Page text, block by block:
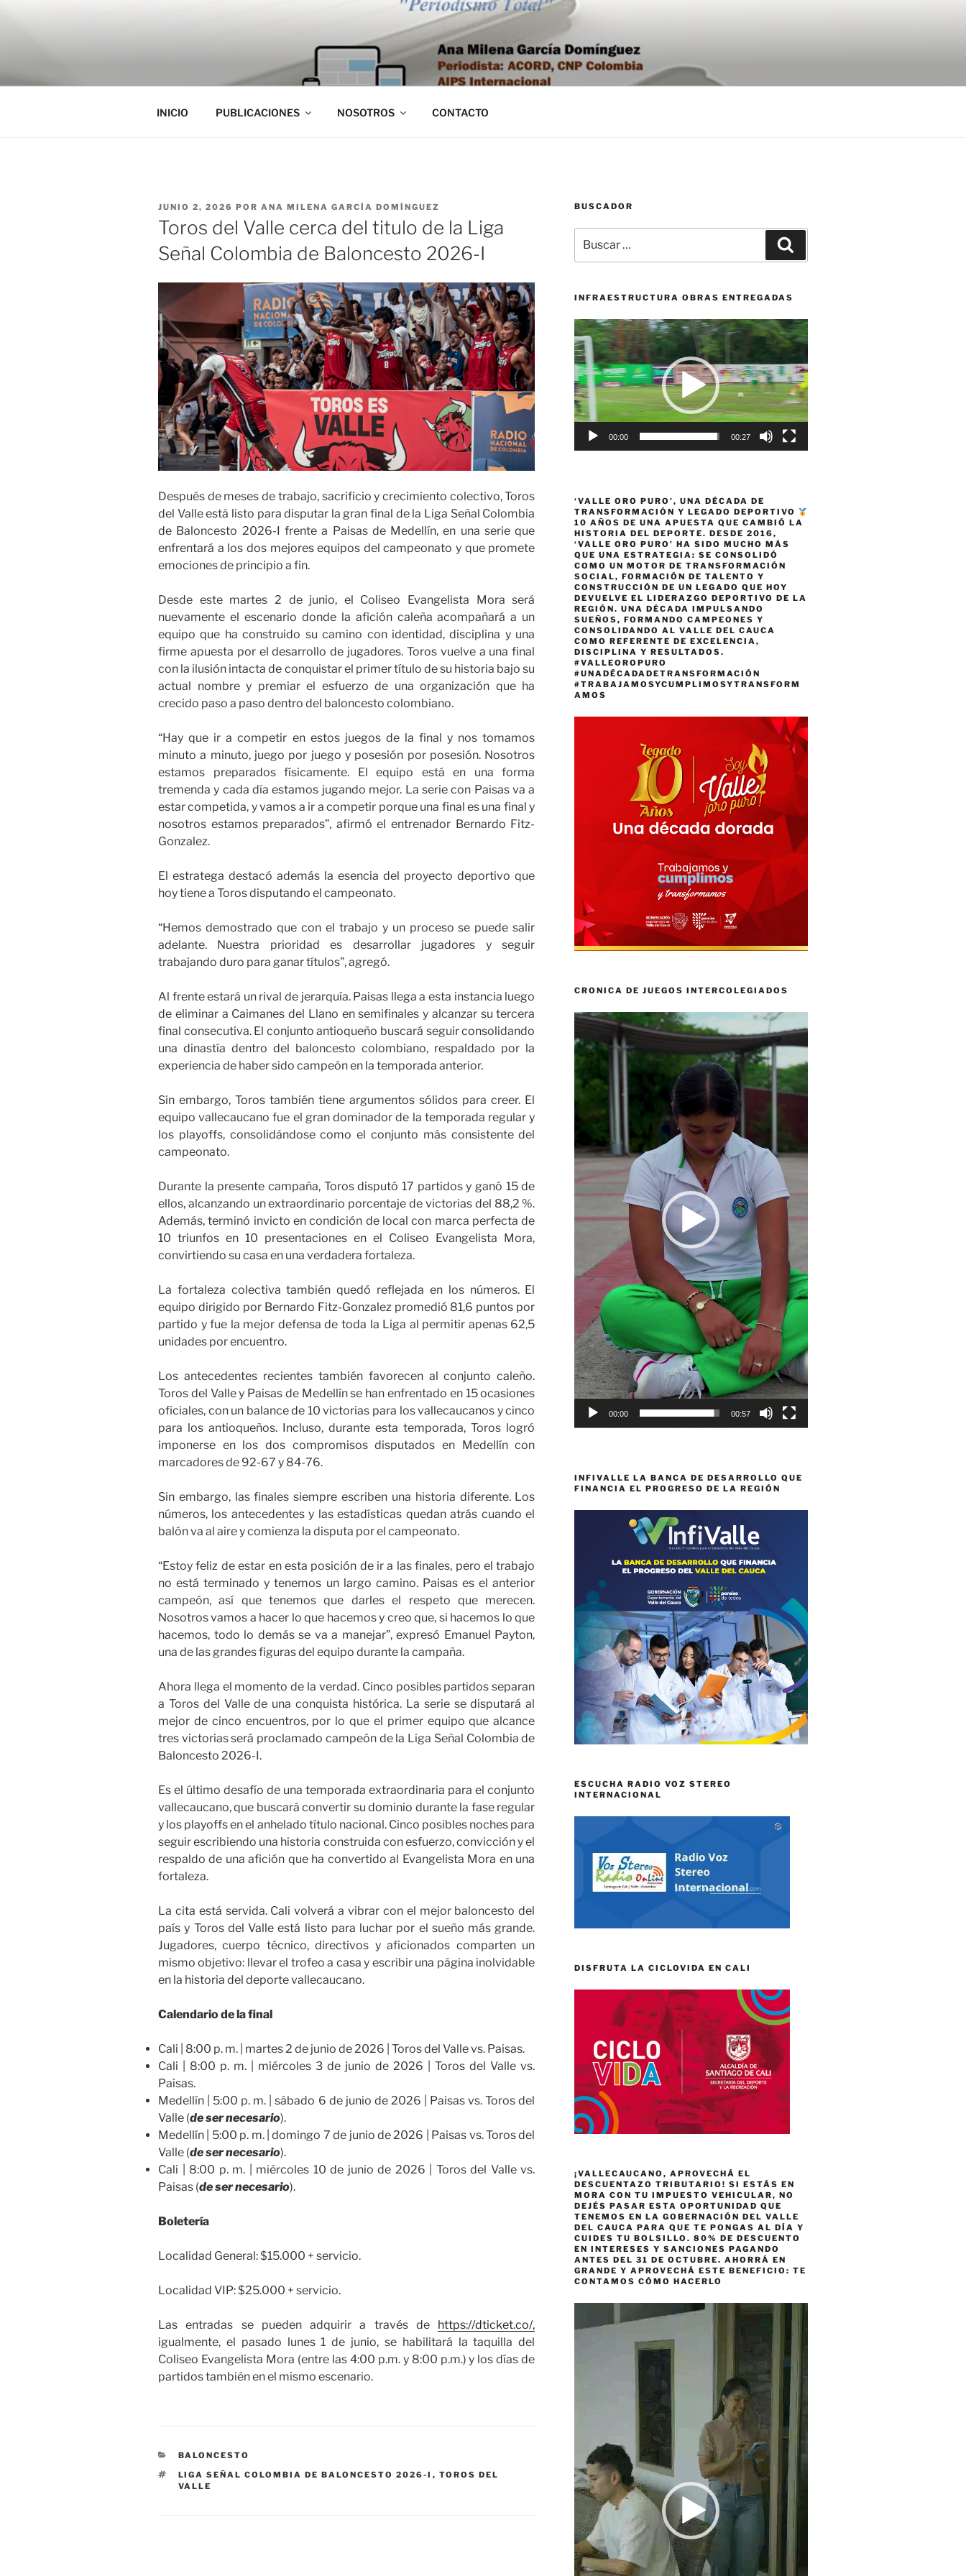
INICIO PUBLICACIONES NOSOTROS CONTACTO
PUBLICADO
EL
JUNIO 2, 2026 POR ANA MILENA GARCÍA DOMÍNGUEZ
Toros del Valle cerca del titulo de la Liga
Señal Colombia de Baloncesto 2026-I
Después de meses de trabajo, sacrificio y crecimiento colectivo, Toros
del Valle está listo para disputar la gran final de la Liga Señal Colombia
de Baloncesto 2026-I frente a Paisas de Medellín, en una serie que
enfrentará a los dos mejores equipos del campeonato y que promete
emociones de principio a fin.
Desde este martes 2 de junio, el Coliseo Evangelista Mora será
nuevamente el escenario donde la afición caleña acompañará a un
equipo que ha construido su camino con identidad, disciplina y una
firme apuesta por el desarrollo de jugadores. Toros vuelve a una final
con la ilusión intacta de conquistar el primer título de su historia bajo su
actual nombre y premiar el esfuerzo de una organización que ha
crecido paso a paso dentro del baloncesto colombiano.
“Hay que ir a competir en estos juegos de la final y nos tomamos
minuto a minuto, juego por juego y posesión por posesión. Nosotros
estamos preparados físicamente. El equipo está en una forma
tremenda y cada día estamos jugando mejor. La serie con Paisas va a
estar competida, y vamos a ir a competir porque una final es una final y
nosotros estamos preparados”, afirmó el entrenador Bernardo Fitz-
Gonzalez.
El estratega destacó además la esencia del proyecto deportivo que
hoy tiene a Toros disputando el campeonato.
“Hemos demostrado que con el trabajo y un proceso se puede salir
adelante. Nuestra prioridad es desarrollar jugadores y seguir
trabajando duro para ganar títulos”, agregó.
Al frente estará un rival de jerarquía. Paisas llega a esta instancia luego
de eliminar a Caimanes del Llano en semifinales y alcanzar su tercera
final consecutiva. El conjunto antioqueño buscará seguir consolidando
una dinastía dentro del baloncesto colombiano, respaldado por la
experiencia de haber sido campeón en la temporada anterior.
Sin embargo, Toros también tiene argumentos sólidos para creer. El
equipo vallecaucano fue el gran dominador de la temporada regular y
los playoffs, consolidándose como el conjunto más consistente del
campeonato.
Durante la presente campaña, Toros disputó 17 partidos y ganó 15 de
ellos, alcanzando un extraordinario porcentaje de victorias del 88,2 %.
Además, terminó invicto en condición de local con marca perfecta de
10 triunfos en 10 presentaciones en el Coliseo Evangelista Mora,
convirtiendo su casa en una verdadera fortaleza.
La fortaleza colectiva también quedó reflejada en los números. El
equipo dirigido por Bernardo Fitz-Gonzalez promedió 81,6 puntos por
partido y fue la mejor defensa de toda la Liga al permitir apenas 62,5
unidades por encuentro.
Los antecedentes recientes también favorecen al conjunto caleño.
Toros del Valle y Paisas de Medellín se han enfrentado en 15 ocasiones
oficiales, con un balance de 10 victorias para los vallecaucanos y cinco
para los antioqueños. Incluso, durante esta temporada, Toros logró
imponerse en los dos compromisos disputados en Medellín con
marcadores de 92-67 y 84-76.
Sin embargo, las finales siempre escriben una historia diferente. Los
números, los antecedentes y las estadísticas quedan atrás cuando el
balón va al aire y comienza la disputa por el campeonato.
“Estoy feliz de estar en esta posición de ir a las finales, pero el trabajo
no está terminado y tenemos un largo camino. Paisas es el anterior
campeón, así que tenemos que darles el respeto que merecen.
Nosotros vamos a hacer lo que hacemos y creo que, si hacemos lo que
hacemos, todo lo demás se va a manejar”, expresó Emanuel Payton,
una de las grandes figuras del equipo durante la campaña.
Ahora llega el momento de la verdad. Cinco posibles partidos separan
a Toros del Valle de una conquista histórica. La serie se disputará al
mejor de cinco encuentros, por lo que el primer equipo que alcance
tres victorias será proclamado campeón de la Liga Señal Colombia de
Baloncesto 2026-I.
Es el último desafío de una temporada extraordinaria para el conjunto
vallecaucano, que buscará convertir su dominio durante la fase regular
y los playoffs en el anhelado título nacional. Cinco posibles noches para
seguir escribiendo una historia construida con esfuerzo, convicción y el
respaldo de una afición que ha convertido al Evangelista Mora en una
fortaleza.
La cita está servida. Cali volverá a vibrar con el mejor baloncesto del
país y Toros del Valle está listo para luchar por el sueño más grande.
Jugadores, cuerpo técnico, directivos y aficionados comparten un
mismo objetivo: llevar el trofeo a casa y escribir una página inolvidable
en la historia del deporte vallecaucano.
Calendario de la final
Cali | 8:00 p. m. | martes 2 de junio de 2026 | Toros del Valle vs. Paisas.
Cali | 8:00 p. m. | miércoles 3 de junio de 2026 | Toros del Valle vs.
Paisas.
Medellín | 5:00 p. m. | sábado 6 de junio de 2026 | Paisas vs. Toros del
Valle (de ser necesario).
Medellín | 5:00 p. m. | domingo 7 de junio de 2026 | Paisas vs. Toros del
Valle (de ser necesario).
Cali | 8:00 p. m. | miércoles 10 de junio de 2026 | Toros del Valle vs.
Paisas (de ser necesario).
Boletería
Localidad General: $15.000 + servicio.
Localidad VIP: $25.000 + servicio.
Las entradas se pueden adquirir a través de https://dticket.co/,
igualmente, el pasado lunes 1 de junio, se habilitará la taquilla del
Coliseo Evangelista Mora (entre las 4:00 p.m. y 8:00 p.m.) y los días de
partidos también en el mismo escenario.
CATEGORÍAS
BALONCESTO
ETIQUETAS
LIGA SEÑAL COLOMBIA DE BALONCESTO 2026-I , TOROS DEL
VALLE
BUSCADOR
por:
INFRAESTRUCTURA OBRAS ENTREGADAS
Reproductor
de
vídeo
00:00 00:27
‘VALLE ORO PURO’, UNA DÉCADA DE
TRANSFORMACIÓN Y LEGADO DEPORTIVO
10 AÑOS DE UNA APUESTA QUE CAMBIÓ LA
HISTORIA DEL DEPORTE. DESDE 2016,
‘VALLE ORO PURO’ HA SIDO MUCHO MÁS
QUE UNA ESTRATEGIA: SE CONSOLIDÓ
COMO UN MOTOR DE TRANSFORMACIÓN
SOCIAL, FORMACIÓN DE TALENTO Y
CONSTRUCCIÓN DE UN LEGADO QUE HOY
DEVUELVE EL LIDERAZGO DEPORTIVO DE LA
REGIÓN. UNA DÉCADA IMPULSANDO
SUEÑOS, FORMANDO CAMPEONES Y
CONSOLIDANDO AL VALLE DEL CAUCA
COMO REFERENTE DE EXCELENCIA,
DISCIPLINA Y RESULTADOS.
#VALLEOROPURO
#UNADÉCADADETRANSFORMACIÓN
#TRABAJAMOSYCUMPLIMOSYTRANSFORM
AMOS
CRONICA DE JUEGOS INTERCOLEGIADOS
Reproductor
vídeo
00:00 00:57
INFIVALLE LA BANCA DE DESARROLLO QUE
FINANCIA EL PROGRESO DE LA REGIÓN
ESCUCHA RADIO VOZ STEREO
INTERNACIONAL
DISFRUTA LA CICLOVIDA EN CALI
¡VALLECAUCANO, APROVECHÁ EL
DESCUENTAZO TRIBUTARIO! SI ESTÁS EN
MORA CON TU IMPUESTO VEHICULAR, NO
DEJÉS PASAR ESTA OPORTUNIDAD QUE
TENEMOS EN LA GOBERNACIÓN DEL VALLE
DEL CAUCA PARA QUE TE PONGAS AL DÍA Y
CUIDES TU BOLSILLO. 80% DE DESCUENTO
EN INTERESES Y SANCIONES PAGANDO
ANTES DEL 31 DE OCTUBRE. AHORRÁ EN
GRANDE Y APROVECHÁ ESTE BENEFICIO: TE
CONTAMOS CÓMO HACERLO
de